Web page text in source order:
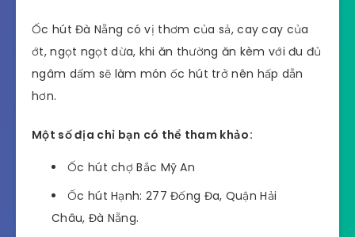
Ốc hút Đà Nẵng có vị thơm của sả, cay cay của
ớt, ngọt ngọt dừa, khi ăn thường ăn kèm với đu đủ
ngâm dấm sẽ làm món ốc hút trở nên hấp dẫn
hơn.
Một số địa chỉ bạn có thể tham khảo:
Ốc hút chợ Bắc Mỹ An
Ốc hút Hạnh: 277 Đống Đa, Quận Hải
Châu, Đà Nẵng.